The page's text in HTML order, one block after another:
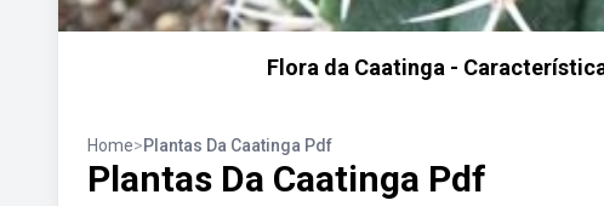
Flora da Caatinga -
Home>Plantas Da Caatinga Pdf
Plantas Da Caatinga Pdf